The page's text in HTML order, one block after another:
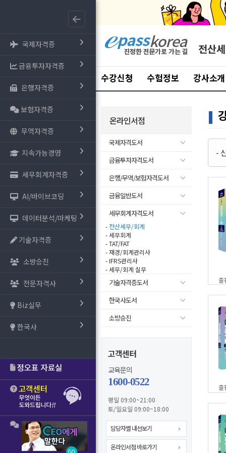
국제자격증
금융투자자격증
은행자격증
보험자격증
무역자격증
지속가능경영
세무회계자격증
AI/바이브코딩
데이터분석/마케팅
기술자격증
소방승진
전문자격사
Biz실무
한국사
전산
수강신청 수험정보 강사소개
온라인서점
국제자격도서
금융투자자격도서
은행/무역/보험자격도서
금융일반도서
세무회계자격도서
- 전산세무/회계
- 세무회계
- TAT/FAT
- 재경/회계관리사
- IFRS관리사
- 세무/회계 실무
기술자격증도서
한국사도서
소방승진
고객센터
교육문의
1600-0522
평일 09:00~21:00
토/일요일 09:00~18:00
담당자별 내선보기
온라인서점 바로가기
-
출
출